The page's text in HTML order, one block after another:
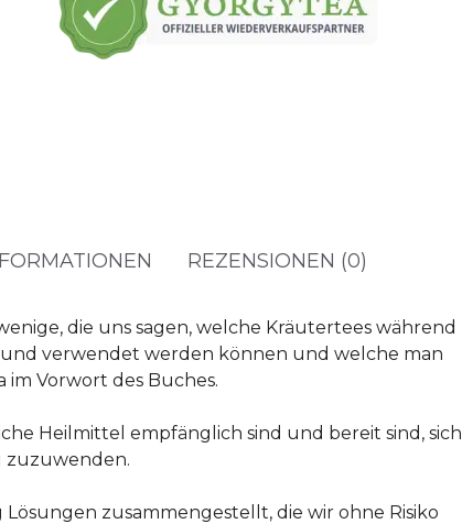
bis
zum
REZENSIONEN (0)
die uns sagen, welche Kräutertees während
verwendet werden können und welche man
im Vorwort des Buches.
Heilmittel empfänglich sind und bereit sind, sich
zuzuwenden.
zusammengestellt, die wir ohne Risiko